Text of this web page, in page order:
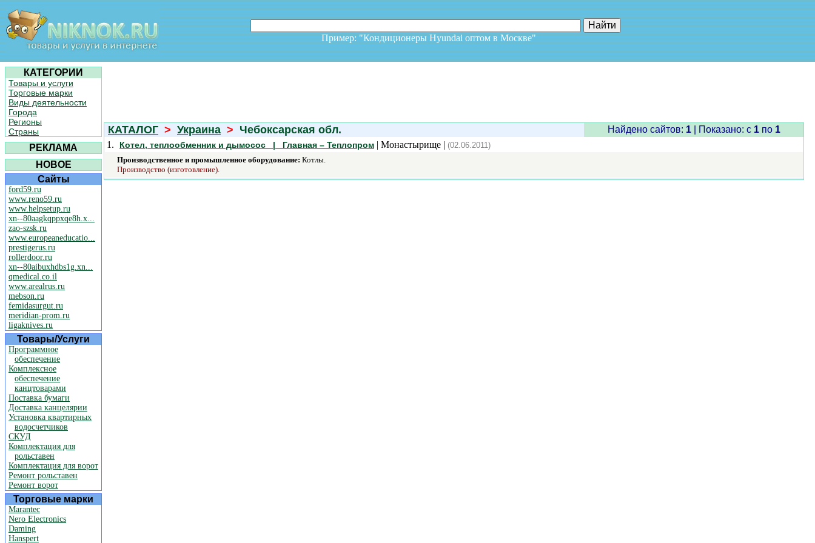
Пример: "Кондиционеры Hyundai оптом в Москве"
КАТЕГОРИИ
Товары и услуги
Торговые марки
Виды деятельности
Города
Регионы
Страны
РЕКЛАМА
НОВОЕ
Сайты
ford59.ru
www.reno59.ru
www.helpsetup.ru
xn--80aagkqppxqe8h.x...
zao-szsk.ru
www.europeaneducatio...
prestigerus.ru
rollerdoor.ru
xn--80aibuxhdbs1g.xn...
qmedical.co.il
www.arealrus.ru
mebson.ru
femidasurgut.ru
meridian-prom.ru
ligaknives.ru
Товары/Услуги
Программное
обеспечение
Комплексное
обеспечение
канцтоварами
Поставка бумаги
Доставка канцелярии
Установка квартирных
водосчетчиков
СКУД
Комплектация для
рольставен
Комплектация для ворот
Ремонт рольставен
Ремонт ворот
Торговые марки
Marantec
Nero Electronics
Daming
Hanspert
КАТАЛОГ > Украина > Чебоксарская обл. Найдено сайтов: 1| Показано: c 1по 1
1.
Котел, теплообменник и дымосос | Главная – Теплопром | Монастырище | (02.06.2011)
Производственное и промышленное оборудование: Котлы.
Производство (изготовление).